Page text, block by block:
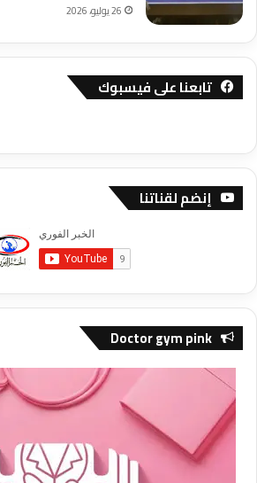
26 يوليو، 2026
تابعنا على فيسبوك
إنضم لقناتنا
Doctor gym pink